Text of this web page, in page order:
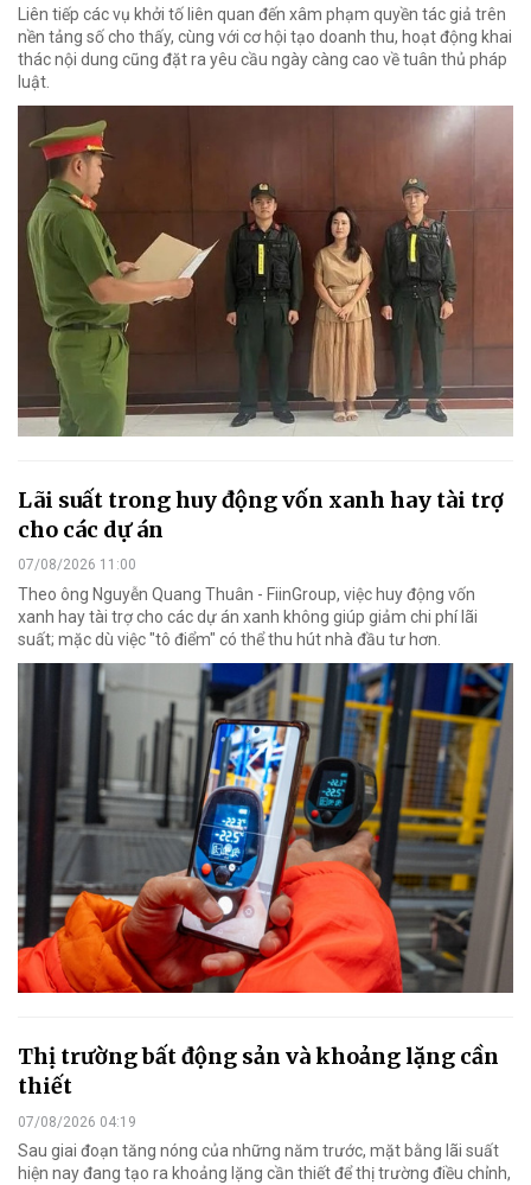
Liên tiếp các vụ khởi tố liên quan đến xâm phạm quyền tác giả trên
nền tảng số cho thấy, cùng với cơ hội tạo doanh thu, hoạt động khai
thác nội dung cũng đặt ra yêu cầu ngày càng cao về tuân thủ pháp
luật.
Lãi suất trong huy động vốn xanh hay tài trợ
cho các dự án
07/08/2026 11:00
Theo ông Nguyễn Quang Thuân - FiinGroup, việc huy động vốn
xanh hay tài trợ cho các dự án xanh không giúp giảm chi phí lãi
suất; mặc dù việc "tô điểm" có thể thu hút nhà đầu tư hơn.
Thị trường bất động sản và khoảng lặng cần
thiết
07/08/2026 04:19
Sau giai đoạn tăng nóng của những năm trước, mặt bằng lãi suất
hiện nay đang tạo ra khoảng lặng cần thiết để thị trường điều chỉnh,